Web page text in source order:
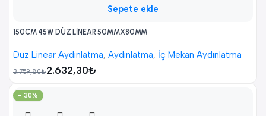
Sepete ekle
150CM 45W DÜZ LİNEAR 50MMX80MM
Düz Linear Aydınlatma, Aydınlatma, İç Mekan Aydınlatma
3.759,80₺2.632,30₺
- 30%